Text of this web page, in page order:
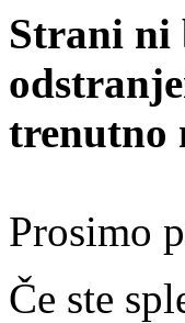
Strani ni
trenutno
Prosimo
Če ste